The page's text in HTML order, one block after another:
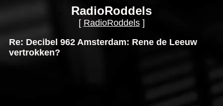
RadioRoddels
[ RadioRoddels]
Re: Decibel 962 Amsterdam: Rene de Leeuw
vertrokken?